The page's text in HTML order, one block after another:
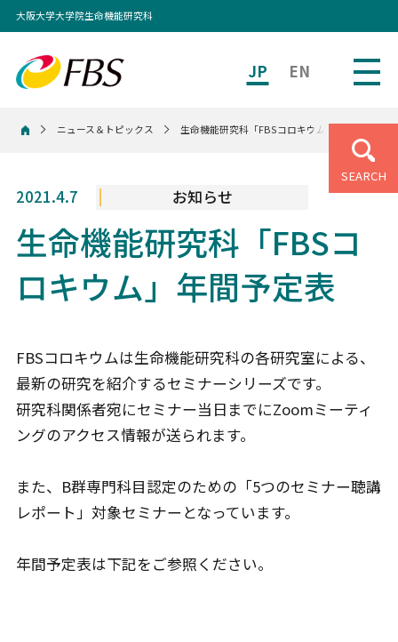
JP EN
大阪大学大学院生命機能研究科
SEARCH
ホームニュース＆トピックス 生命機能研究科「FBSコロキウム」年間予定表
2021.4.7 お知らせ
生命機能研究科「FBSコ
ロキウム」年間予定表
FBSコロキウムは生命機能研究科の各研究室による、
最新の研究を紹介するセミナーシリーズです。
研究科関係者宛にセミナー当日までにZoomミーティ
ングのアクセス情報が送られます。
また、B群専門科目認定のための「5つのセミナー聴講
レポート」対象セミナーとなっています。
年間予定表は下記をご参照ください。